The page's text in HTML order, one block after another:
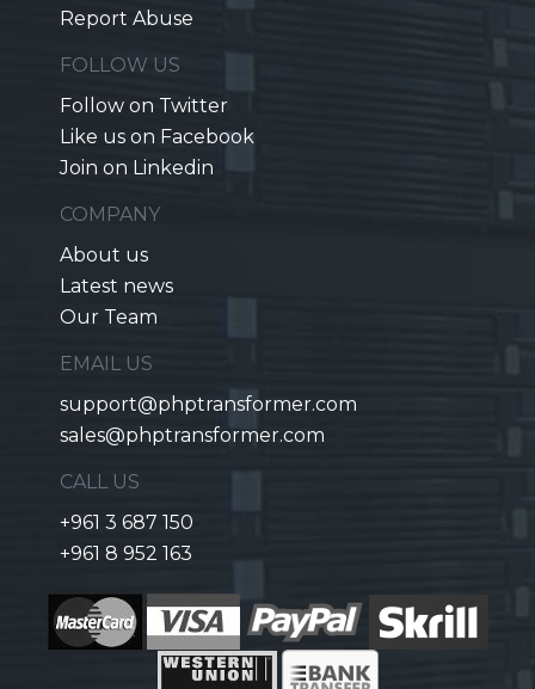
Report Abuse
FOLLOW US
Follow on Twitter
Like us on Facebook
Join on Linkedin
COMPANY
About us
Latest news
Our Team
EMAIL US
support@phptransformer.com
sales@phptransformer.com
CALL US
+961 3 687 150
+961 8 952 163